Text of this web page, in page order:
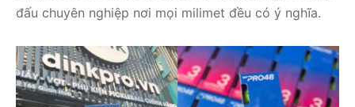
đấu chuyên nghiệp nơi mọi milimet đều có ý nghĩa.